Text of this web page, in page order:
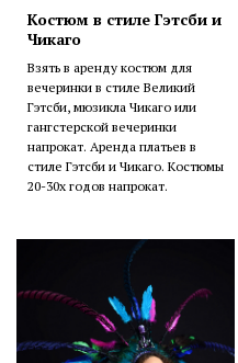
Костюм в стиле Гэтсби и
Чикаго
Взять в аренду костюм для
вечеринки в стиле Великий
Гэтсби, мюзикла Чикаго или
гангстерской вечеринки
напрокат. Аренда платьев в
стиле Гэтсби и Чикаго. Костюмы
20-30х годов напрокат.